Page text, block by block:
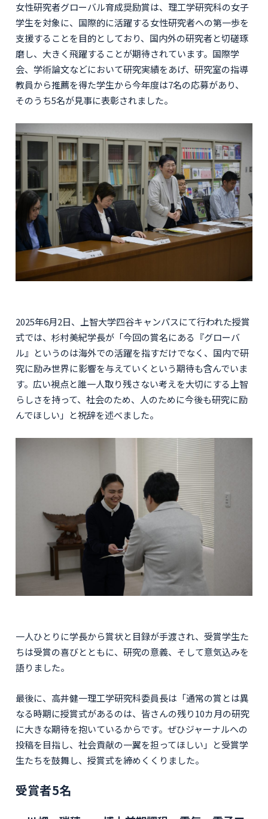
女性研究者グローバル育成奨励賞は、理工学研究科の女子
学生を対象に、国際的に活躍する女性研究者への第一歩を
支援することを目的としており、国内外の研究者と切磋琢
磨し、大きく飛躍することが期待されています。国際学
会、学術論文などにおいて研究実績をあげ、研究室の指導
教員から推薦を得た学生から今年度は7名の応募があり、
そのうち5名が見事に表彰されました。
2025年6月2日、上智大学四谷キャンパスにて行われた授賞
式では、杉村美紀学長が「今回の賞名にある『グローバ
ル』というのは海外での活躍を指すだけでなく、国内で研
究に励み世界に影響を与えていくという期待も含んでいま
す。広い視点と誰一人取り残さない考えを大切にする上智
らしさを持って、社会のため、人のために今後も研究に励
んでほしい」と祝辞を述べました。
一人ひとりに学長から賞状と目録が手渡され、受賞学生た
ちは受賞の喜びとともに、研究の意義、そして意気込みを
語りました。
最後に、高井健一理工学研究科委員長は「通常の賞とは異
なる時期に授賞式があるのは、皆さんの残り10カ月の研究
に大きな期待を抱いているからです。ぜひジャーナルへの
投稿を目指し、社会貢献の一翼を担ってほしい」と受賞学
生たちを鼓舞し、授賞式を締めくくりました。
受賞者5名